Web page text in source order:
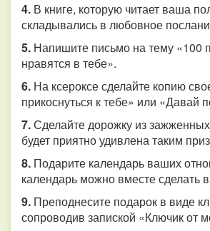
4. В книге, которую читает ваша
складывались в любовное
5. Напишите письмо на тему «100
нравятся в тебе».
6. На ксероксе сделайте копию
прикоснуться к тебе» или «Давай
7.Сделайте дорожку из
будет приятно удивлена таким
8. Подарите календарь ваших
календарь можно вместе сделать
9. Преподнесите подарок в виде
сопроводив запиской «Ключик от